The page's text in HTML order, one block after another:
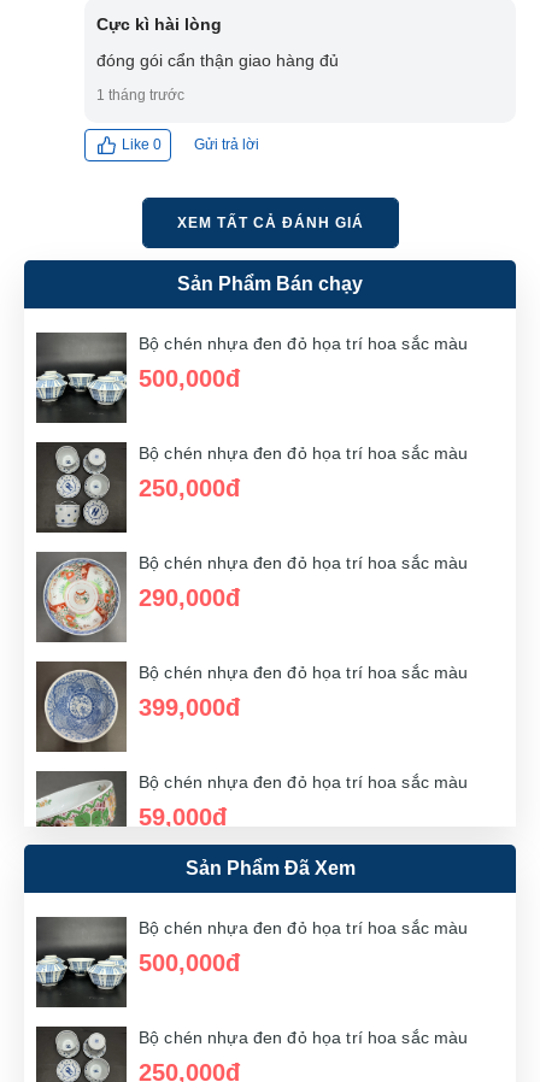
Cực kì hài lòng
đóng gói cẩn thận giao hàng đủ
1 tháng trước
Like 0 Gửi trả lời
XEM TẤT CẢ ĐÁNH GIÁ
Sản Phẩm Bán chạy
Bộ chén nhựa đen đỏ họa trí hoa sắc màu
500,000đ
Bộ chén nhựa đen đỏ họa trí hoa sắc màu
250,000đ
Bộ chén nhựa đen đỏ họa trí hoa sắc màu
290,000đ
Bộ chén nhựa đen đỏ họa trí hoa sắc màu
399,000đ
Bộ chén nhựa đen đỏ họa trí hoa sắc màu
59,000đ
Sản Phẩm Đã Xem
Bộ chén nhựa đen đỏ họa trí hoa sắc màu
500,000đ
Bộ chén nhựa đen đỏ họa trí hoa sắc màu
250,000đ